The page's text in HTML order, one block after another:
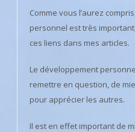
Comme vous l’aurez
personnel est très
ces liens dans mes articles.
Le développement
remettre en question, de
pour apprécier les autres.
Il est en effet important de